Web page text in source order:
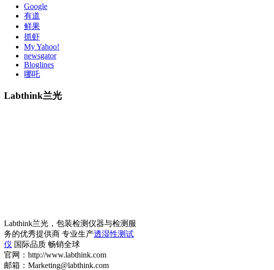
Google
有道
鲜果
抓虾
My Yahoo!
newsgator
Bloglines
哪吒
Labthink兰光
Labthink兰光，包装检测仪器与检测服
务的优秀提供商 专业生产透湿性测试
仪 国际品质 畅销全球
官网：http://www.labthink.com
邮箱：Marketing@labthink.com